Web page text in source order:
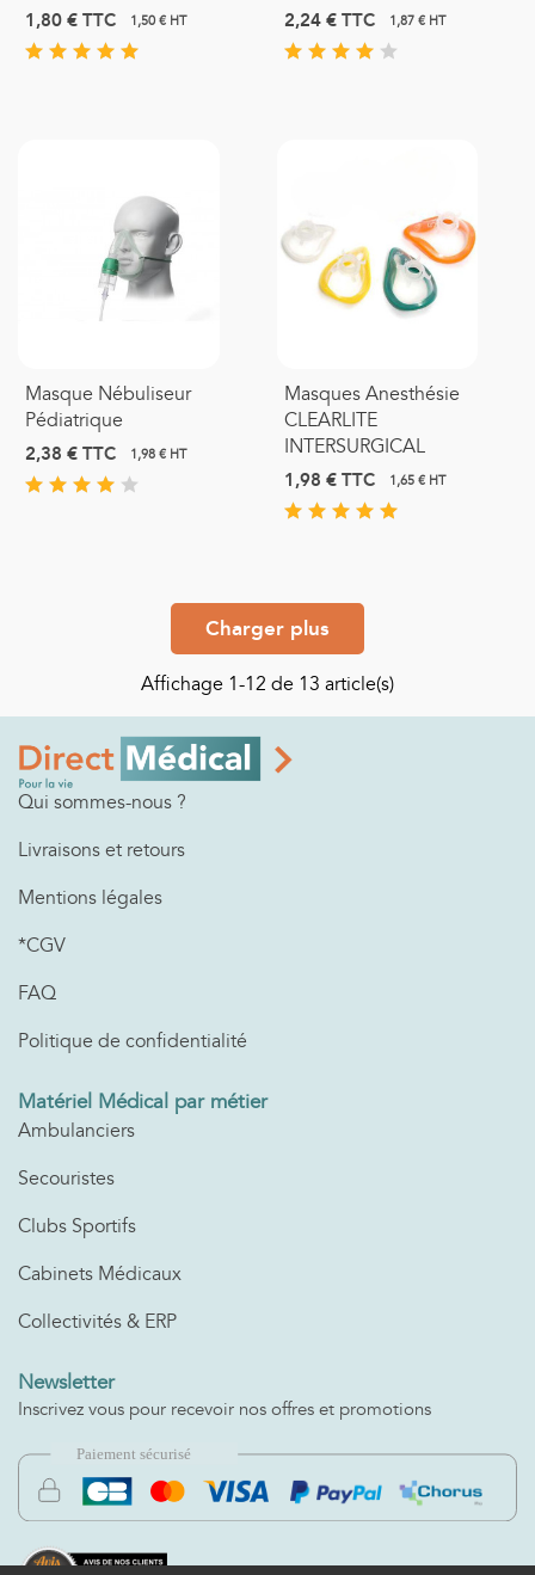
1,80 €TTC 1,50 € HT 2,24 €TTC 1,87 € HT
Masque Nébuliseur
Pédiatrique
2,38 €TTC 1,98 € HT
Masques Anesthésie
CLEARLITE
INTERSURGICAL
1,98 €TTC 1,65 € HT
Charger plus
Affichage 1-12 de 13 article(s)
Qui sommes-nous ?
Livraisons et retours
Mentions légales
*CGV
FAQ
Politique de confidentialité
Matériel Médical par métier
Ambulanciers
Secouristes
Clubs Sportifs
Cabinets Médicaux
Collectivités & ERP
Newsletter
Inscrivez vous pour recevoir nos offres et promotions